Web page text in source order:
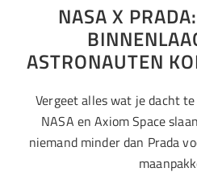
NASA X
ASTRONAUTEN
Vergeet alles wat je dacht
NASA en Axiom Space
niemand minder dan Prada